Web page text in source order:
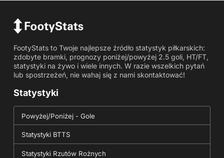
FootyStats to Twoje najlepsze źródło statystyk piłkarskich:
zdobyte bramki, prognozy poniżej/powyżej 2.5 goli, HT/FT,
statystyki na żywo i wiele innych. W razie wszelkich pytań
lub spostrzeżeń, nie wahaj się z nami skontaktować!
Statystyki
Powyżej/Poniżej - Gole
Statystyki BTTS
Statystyki Rzutów Rożnych